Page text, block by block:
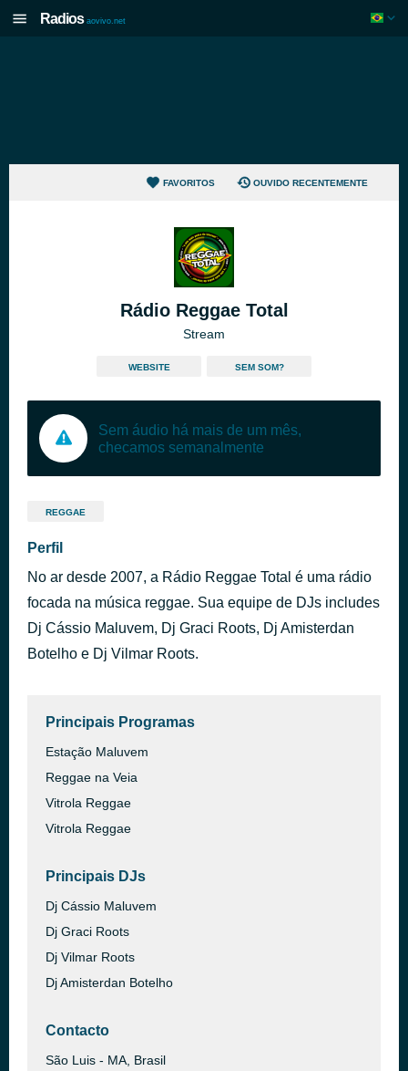
Radios aovivo.net
FAVORITOS OUVIDO RECENTEMENTE
Rádio Reggae Total
Stream
WEBSITE SEM SOM?
Sem áudio há mais de um mês,
checamos semanalmente
REGGAE
Perfil
No ar desde 2007, a Rádio Reggae Total é uma rádio
focada na música reggae. Sua equipe de DJs includes
Dj Cássio Maluvem, Dj Graci Roots, Dj Amisterdan
Botelho e Dj Vilmar Roots.
Principais Programas
Estação Maluvem
Reggae na Veia
Vitrola Reggae
Vitrola Reggae
Principais DJs
Dj Cássio Maluvem
Dj Graci Roots
Dj Vilmar Roots
Dj Amisterdan Botelho
Contacto
São Luis - MA, Brasil